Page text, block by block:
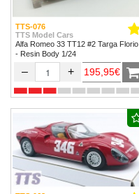
TTS-076
TTS Model Cars
Alfa Romeo 33 TT12 #2 Targa Florio
- Resin Body 1/24
– + 195,95€